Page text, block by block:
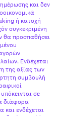
και δεν
ή κατοχή
συγκεκριμένη
θα προσπαθήσει
Ενδέχεται
της αξίας των
συμβουλή
σε
διάφορα
και ενδέχεται